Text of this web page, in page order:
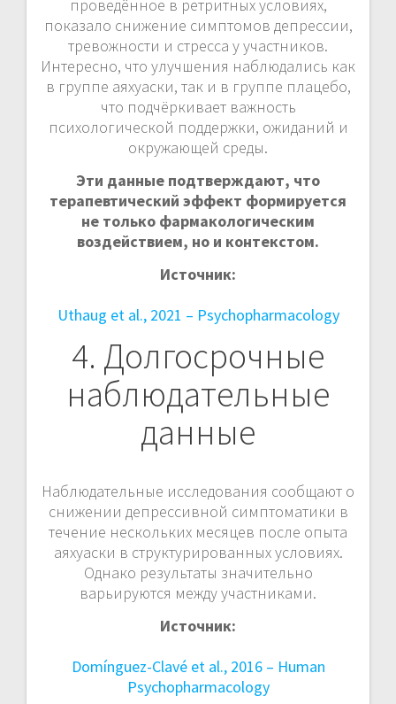
проведённое в ретритных условиях,
показало снижение симптомов депрессии,
тревожности и стресса у участников.
Интересно, что улучшения наблюдались как
в группе аяхуаски, так и в группе плацебо,
что подчёркивает важность
психологической поддержки, ожиданий и
окружающей среды.
Эти данные подтверждают, что
терапевтический эффект формируется
не только фармакологическим
воздействием, но и контекстом.
Источник:
Uthaug et al., 2021 – Psychopharmacology
4. Долгосрочные
наблюдательные
данные
Наблюдательные исследования сообщают о
снижении депрессивной симптоматики в
течение нескольких месяцев после опыта
аяхуаски в структурированных условиях.
Однако результаты значительно
варьируются между участниками.
Источник:
Domínguez-Clavé et al., 2016 – Human
Psychopharmacology